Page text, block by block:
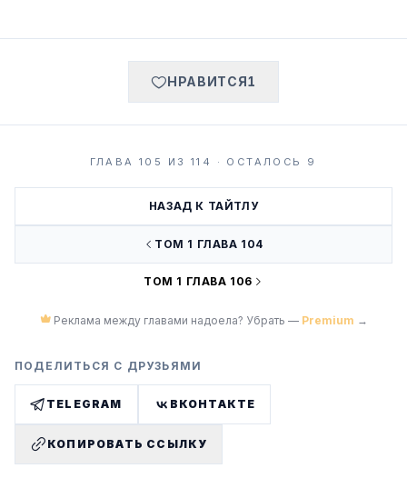
НРАВИТСЯ1
ГЛАВА 105 ИЗ 114 · ОСТАЛОСЬ 9
НАЗАД К ТАЙТЛУ
ТОМ 1 ГЛАВА 104
ТОМ 1 ГЛАВА 106
Реклама между главами надоела? Убрать — Premium →
ПОДЕЛИТЬСЯ С ДРУЗЬЯМИ
TELEGRAM ВКОНТАКТЕ
КОПИРОВАТЬ ССЫЛКУ